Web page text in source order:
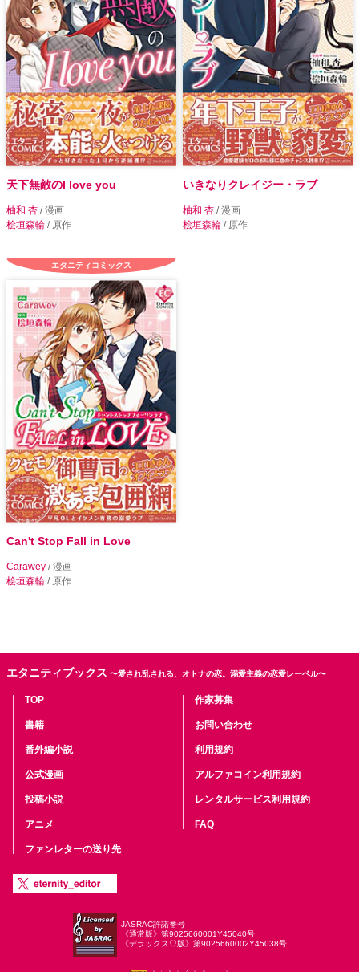
天下無敵のI love you
柚和 杏 / 漫画
桧垣森輪 / 原作
いきなりクレイジー・ラブ
柚和 杏 / 漫画
桧垣森輪 / 原作
エタニティコミックス
Can't Stop Fall in Love
Carawey / 漫画
桧垣森輪 / 原作
エタニティブックス 〜愛され乱される、オトナの恋。溺愛主義の恋愛レーベル〜
TOP
書籍
番外編小説
公式漫画
投稿小説
アニメ
ファンレターの送り先
作家募集
お問い合わせ
利用規約
アルファコイン利用規約
レンタルサービス利用規約
FAQ
JASRAC許諾番号
《通常版》第9025660001Y45040号
《デラックス♡版》第9025660002Y45038号